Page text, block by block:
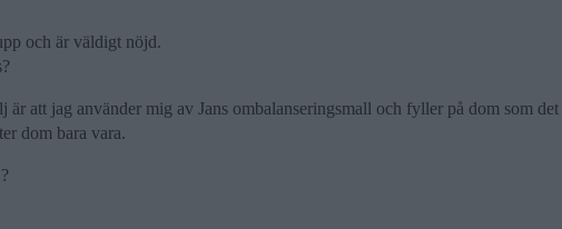
och är väldigt nöjd.
att jag använder mig av Jans ombalanseringsmall och fyller på dom som
dom bara vara.